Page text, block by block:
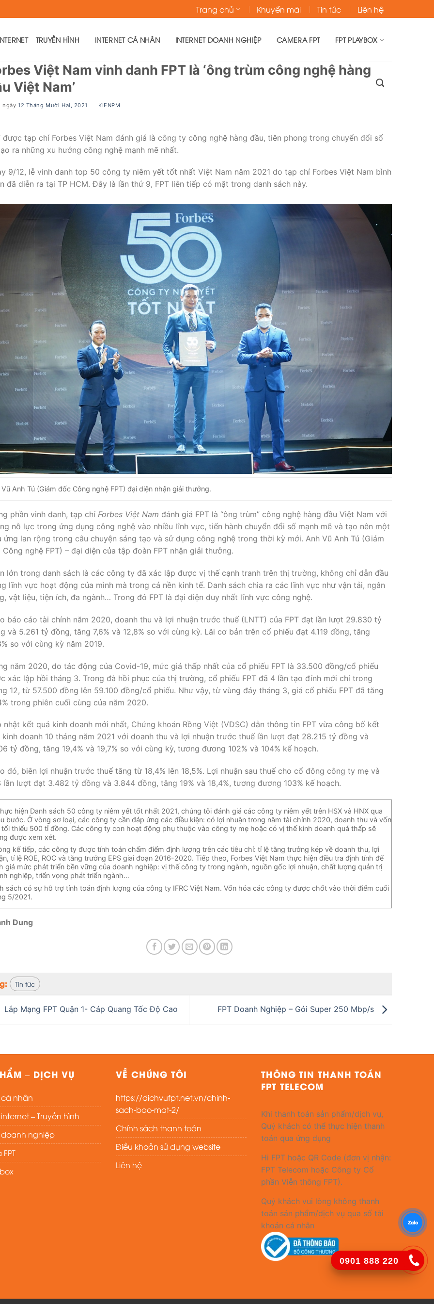
Trang chủ Khuyến mãi Tin tức Liên hệ
– TRUYỀN HÌNH INTERNET CÁ NHÂN INTERNET DOANH NGHIỆP CAMERA FPT FPT PLAYBOX
Việt Nam vinh danh FPT là ‘ông trùm công nghệ hàng
Việt Nam’
ngày12 Tháng Mười Hai, 2021 KIENPM
được tạp chí Forbes Việt Nam đánh giá là công ty công nghệ hàng đầu, tiên phong trong chuyển đổi số
ra những xu hướng công nghệ mạnh mẽ nhất.
9/12, lễ vinh danh top 50 công ty niêm yết tốt nhất Việt Nam năm 2021 do tạp chí Forbes Việt Nam bình
đã diễn ra tại TP HCM. Đây là lần thứ 9, FPT liên tiếp có mặt trong danh sách này.
Vũ Anh Tú (Giám đốc Công nghệ FPT) đại diện nhận giải thưởng.
phần vinh danh, tạp chí Forbes Việt Nam đánh giá FPT là “ông trùm” công nghệ hàng đầu Việt Nam với
nỗ lực trong ứng dụng công nghệ vào nhiều lĩnh vực, tiến hành chuyển đổi số mạnh mẽ và tạo nên một
ứng lan rộng trong câu chuyện sáng tạo và sử dụng công nghệ trong thời kỳ mới. Anh Vũ Anh Tú (Giám
Công nghệ FPT) – đại diện của tập đoàn FPT nhận giải thưởng.
lớn trong danh sách là các công ty đã xác lập được vị thế cạnh tranh trên thị trường, không chỉ dẫn đầu
lĩnh vực hoạt động của mình mà trong cả nền kinh tế. Danh sách chia ra các lĩnh vực như vận tải, ngân
vật liệu, tiện ích, đa ngành… Trong đó FPT là đại diện duy nhất lĩnh vực công nghệ.
báo cáo tài chính năm 2020, doanh thu và lợi nhuận trước thuế (LNTT) của FPT đạt lần lượt 29.830 tỷ
và 5.261 tỷ đồng, tăng 7,6% và 12,8% so với cùng kỳ. Lãi cơ bản trên cổ phiếu đạt 4.119 đồng, tăng
so với cùng kỳ năm 2019.
năm 2020, do tác động của Covid-19, mức giá thấp nhất của cổ phiếu FPT là 33.500 đồng/cổ phiếu
xác lập hồi tháng 3. Trong đà hồi phục của thị trường, cổ phiếu FPT đã 4 lần tạo đỉnh mới chỉ trong
12, từ 57.500 đồng lên 59.100 đồng/cổ phiếu. Như vậy, từ vùng đáy tháng 3, giá cổ phiếu FPT đã tăng
trong phiên cuối cùng của năm 2020.
nhật kết quả kinh doanh mới nhất, Chứng khoán Rồng Việt (VDSC) dẫn thông tin FPT vừa công bố kết
kinh doanh 10 tháng năm 2021 với doanh thu và lợi nhuận trước thuế lần lượt đạt 28.215 tỷ đồng và
tỷ đồng, tăng 19,4% và 19,7% so với cùng kỳ, tương đương 102% và 104% kế hoạch.
đó, biên lợi nhuận trước thuế tăng từ 18,4% lên 18,5%. Lợi nhuận sau thuế cho cổ đông công ty mẹ và
lần lượt đạt 3.482 tỷ đồng và 3.844 đồng, tăng 19% và 18,4%, tương đương 103% kế hoạch.
hiện Danh sách 50 công ty niêm yết tốt nhất 2021, chúng tôi đánh giá các công ty niêm yết trên HSX và HNX qua
bước. Ở vòng sơ loại, các công ty cần đáp ứng các điều kiện: có lợi nhuận trong năm tài chính 2020, doanh thu và vốn
tối thiểu 500 tỉ đồng. Các công ty con hoạt động phụ thuộc vào công ty mẹ hoặc có vị thế kinh doanh quá thấp sẽ
được xem xét.
kế tiếp, các công ty được tính toán chấm điểm định lượng trên các tiêu chí: tỉ lệ tăng trưởng kép về doanh thu, lợi
tỉ lệ ROE, ROC và tăng trưởng EPS giai đoạn 2016-2020. Tiếp theo, Forbes Việt Nam thực hiện điều tra định tính để
giá mức phát triển bền vững của doanh nghiệp: vị thế công ty trong ngành, nguồn gốc lợi nhuận, chất lượng quản trị
nghiệp, triển vọng phát triển ngành…
sách có sự hỗ trợ tính toán định lượng của công ty IFRC Việt Nam. Vốn hóa các công ty được chốt vào thời điểm cuối
5/2021.
Dung
Tin tức
Lắp Mạng FPT Quận 1- Cáp Quang Tốc Độ Cao FPT Doanh Nghiệp – Gói Super 250 Mbp/s
– DỊCH VỤ
nhân
– Truyền hình
doanh nghiệp
VỀ CHÚNG TÔI
https://dichvufpt.net.vn/chinh-
sach-bao-mat-2/
Chính sách thanh toán
Điều khoản sử dụng website
Liên hệ
THÔNG TIN THANH TOÁN
FPT TELECOM
Khi thanh toán sản phẩm/dịch vụ,
Quý khách có thể thực hiện thanh
toán qua ứng dụng
Hi FPT hoặc QR Code (đơn vị nhận:
FPT Telecom hoặc Công ty Cổ
phần Viễn thông FPT).
Quý khách vui lòng không thanh
toán sản phẩm/dịch vụ qua số tài
khoản cá nhân
Tặng ngay voucher từ
100.000~200.000
X
0901 888 220